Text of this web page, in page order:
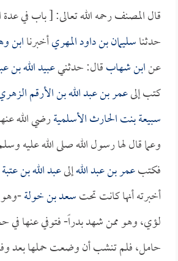
قال المصنف رحمه الله تعالى: [ باب في
حدثناسليمان بن داود المهريأخبرناابن
عنابن شهابقال: حدثنيعبيد الله بن
كتب إلىعمر بن عبد الله بن الأرقم
سبيعة بنت الحارث الأسلميةرضي الله
وعما قال لها رسول الله صلى الله عليه
فكتبعمر بن عبد اللهإلىعبد الله بن عتبة
أخبرته أنها كانت تحتسعد بن خولة-
لؤي، وهو ممن شهد بدراً- فتوفي عنها في
حامل، فلم تنشب أن وضعت حملها بعد